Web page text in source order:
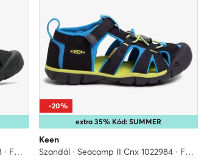
Szandál · Seacamp II Cnx 1027418 · Fekete
extra 35% Kód: SUMMER
-20%
Keen
Szandál · Seacamp II Cnx 1022984 · Fekete